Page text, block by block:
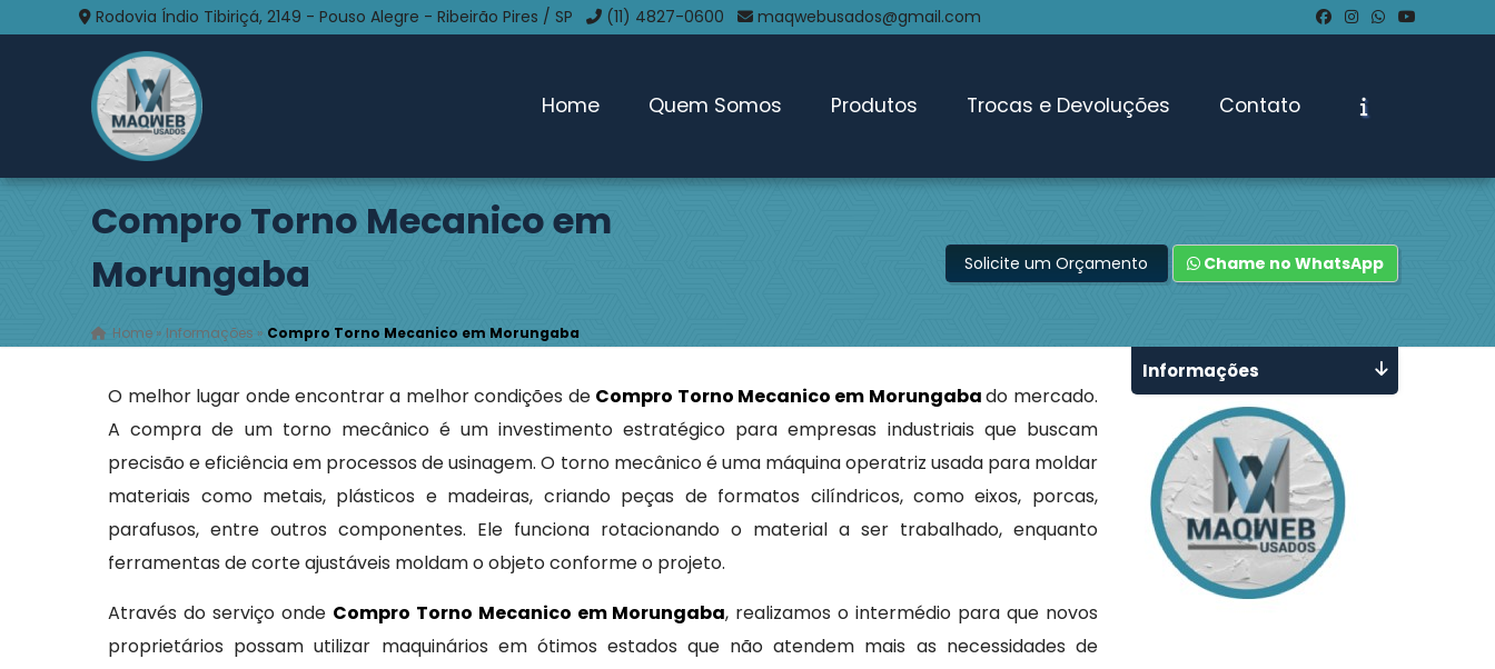
Rodovia Índio Tibiriçá, 2149 - Pouso Alegre - Ribeirão Pires / SP (11) 4827-0600 maqwebusados@gmail.com
Home Quem Somos Produtos Trocas e Devoluções Contato
Compro Torno Mecanico em
Morungaba
Home » Informações » Compro Torno Mecanico em Morungaba
Solicite um Orçamento Chame no WhatsApp
O melhor lugar onde encontrar a melhor condições de Compro Torno Mecanico em Morungabado mercado.
A compra de um torno mecânico é um investimento estratégico para empresas industriais que buscam
precisão e eficiência em processos de usinagem. O torno mecânico é uma máquina operatriz usada para moldar
materiais como metais, plásticos e madeiras, criando peças de formatos cilíndricos, como eixos, porcas,
parafusos, entre outros componentes. Ele funciona rotacionando o material a ser trabalhado, enquanto
ferramentas de corte ajustáveis moldam o objeto conforme o projeto.
Através do serviço onde Compro Torno Mecanico em Morungaba, realizamos o intermédio para que novos
proprietários possam utilizar maquinários em ótimos estados que não atendem mais as necessidades de
Informações